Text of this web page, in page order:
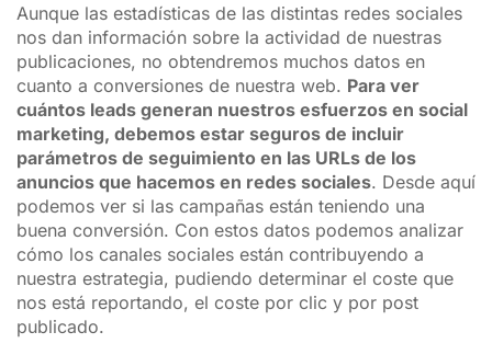
Aunque las estadísticas de las distintas redes sociales
nos dan información sobre la actividad de nuestras
publicaciones, no obtendremos muchos datos en
cuanto a conversiones de nuestra web. Para ver
cuántos leads generan nuestros esfuerzos en social
marketing, debemos estar seguros de incluir
parámetros de seguimiento en las URLs de los
anuncios que hacemos en redes sociales. Desde aquí
podemos ver si las campañas están teniendo una
buena conversión. Con estos datos podemos analizar
cómo los canales sociales están contribuyendo a
nuestra estrategia, pudiendo determinar el coste que
nos está reportando, el coste por clic y por post
publicado.